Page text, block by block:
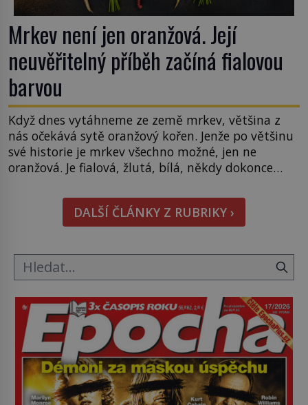
Mrkev není jen oranžová. Její
neuvěřitelný příběh začíná fialovou
barvou
Když dnes vytáhneme ze země mrkev, většina z
nás očekává sytě oranžový kořen. Jenže po většinu
své historie je mrkev všechno možné, jen ne
oranžová. Je fialová, žlutá, bílá, někdy dokonce
šlechtění se z ní stává zelenina, bez které si českou
zahradu ani nedokážeme představit. Její příběh je
DALŠÍ ČLÁNKY Z RUBRIKY ›